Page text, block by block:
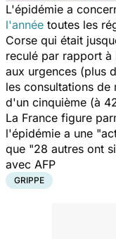
L'épidémie a
l'année toutes les
Corse qui était
reculé par rapport à
aux urgences (plus
les consultations
d'un cinquième (à
La France figure
l'épidémie a une
que "28 autres ont
avec AFP
GRIPPE